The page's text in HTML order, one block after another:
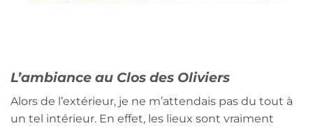
L’ambiance au Clos des Oliviers
Alors de l’extérieur, je ne m’attendais pas du tout à
un tel intérieur. En effet, les lieux sont vraiment